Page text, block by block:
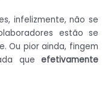
infelizmente, não se
estão se
Ou pior ainda, fingem
que efetivamente